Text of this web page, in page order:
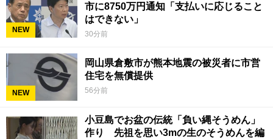
NEW
市に8750万円通知「支払いに応じること
はできない」
30分前
NEW
岡山県倉敷市が熊本地震の被災者に市営
住宅を無償提供
56分前
小豆島でお盆の伝統「負い縄そうめん」
作り 先祖を思い3mの生のそうめんを編